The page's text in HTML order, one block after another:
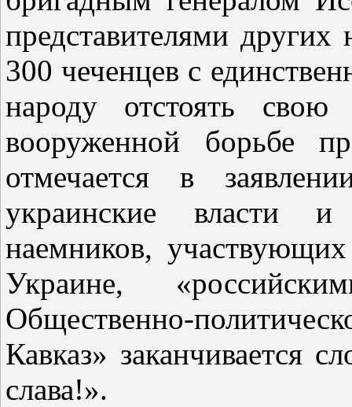
представителями других
300 чеченцев с
народу отстоять
вооруженной борьбе
отмечается в
украинские власти
наемников,
Украине,
Общественно-
Кавказ» заканчивается
слава!».